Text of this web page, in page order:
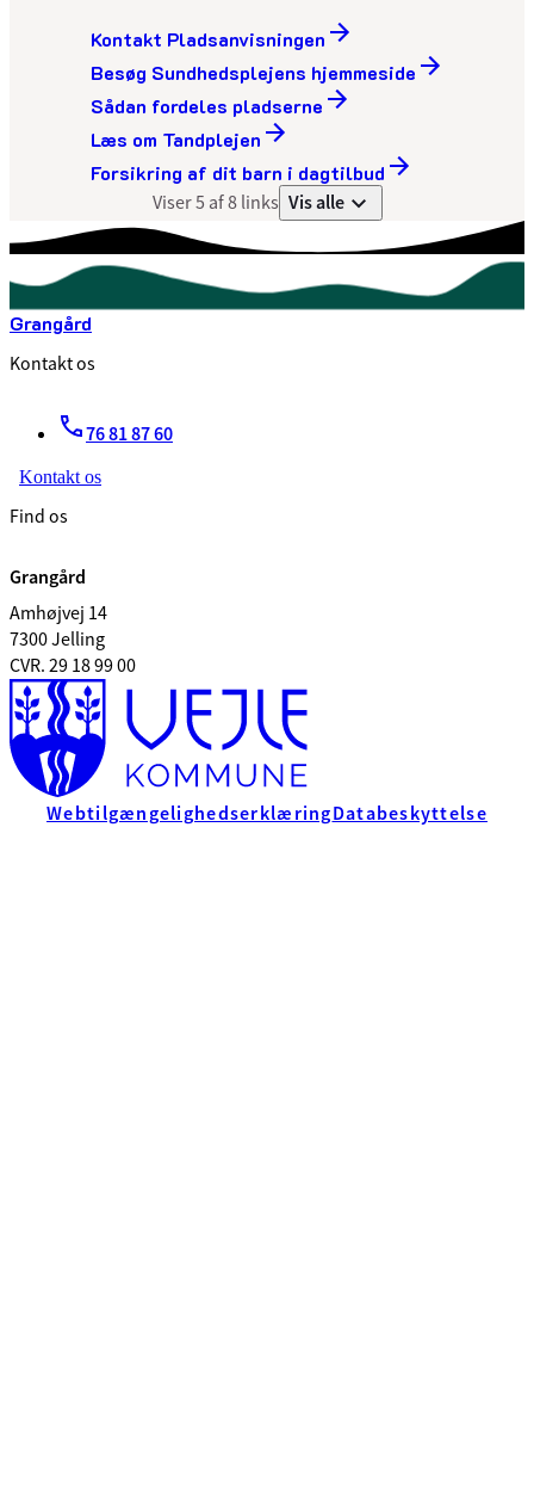
Kontakt Pladsanvisningen
Besøg Sundhedsplejens hjemmeside
Sådan fordeles pladserne
Læs om Tandplejen
Forsikring af dit barn i dagtilbud
Viser 5 af 8 links Vis alle
Grangård
Kontakt os
76 81 87 60
Kontakt os
Find os
Grangård
Amhøjvej 14
7300 Jelling
CVR. 29 18 99 00
WebtilgængelighedserklæringDatabeskyttelse